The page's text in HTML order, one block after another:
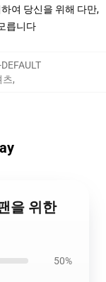
여 당신을 위해 다만,
릅니다
츠,
을 위한
50%